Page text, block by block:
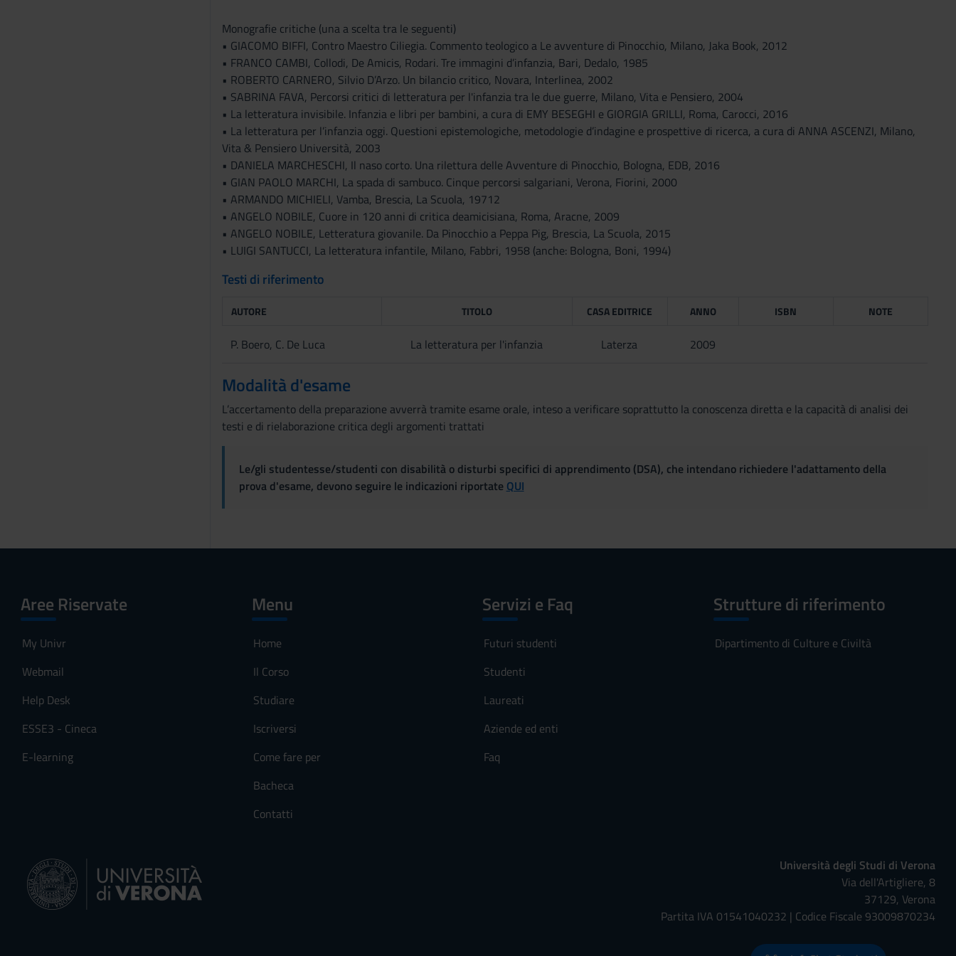
Monografie critiche (una a scelta tra le seguenti)
• GIACOMO BIFFI, Contro Maestro Ciliegia. Commento teologico a Le avventure di Pinocchio, Milano, Jaka Book, 2012
• FRANCO CAMBI, Collodi, De Amicis, Rodari. Tre immagini d’infanzia, Bari, Dedalo, 1985
• ROBERTO CARNERO, Silvio D’Arzo. Un bilancio critico, Novara, Interlinea, 2002
• SABRINA FAVA, Percorsi critici di letteratura per l'infanzia tra le due guerre, Milano, Vita e Pensiero, 2004
• La letteratura invisibile. Infanzia e libri per bambini, a cura di EMY BESEGHI e GIORGIA GRILLI, Roma, Carocci, 2016
• La letteratura per l’infanzia oggi. Questioni epistemologiche, metodologie d’indagine e prospettive di ricerca, a cura di ANNA ASCENZI, Milano,
Vita & Pensiero Università, 2003
• DANIELA MARCHESCHI, Il naso corto. Una rilettura delle Avventure di Pinocchio, Bologna, EDB, 2016
• GIAN PAOLO MARCHI, La spada di sambuco. Cinque percorsi salgariani, Verona, Fiorini, 2000
• ARMANDO MICHIELI, Vamba, Brescia, La Scuola, 19712
• ANGELO NOBILE, Cuore in 120 anni di critica deamicisiana, Roma, Aracne, 2009
• ANGELO NOBILE, Letteratura giovanile. Da Pinocchio a Peppa Pig, Brescia, La Scuola, 2015
• LUIGI SANTUCCI, La letteratura infantile, Milano, Fabbri, 1958 (anche: Bologna, Boni, 1994)
Testi di riferimento
AUTORE TITOLO CASA EDITRICE ANNO ISBN NOTE
P. Boero, C. De Luca La letteratura per l'infanzia Laterza 2009
Modalità d'esame
L’accertamento della preparazione avverrà tramite esame orale, inteso a verificare soprattutto la conoscenza diretta e la capacità di analisi dei
testi e di rielaborazione critica degli argomenti trattati
Le/gli studentesse/studenti con disabilità o disturbi specifici di apprendimento (DSA), che intendano richiedere l'adattamento della
prova d'esame, devono seguire le indicazioni riportate QUI
Aree Riservate
My Univr
Webmail
Help Desk
ESSE3 - Cineca
E-learning
Menu
Home
Il Corso
Studiare
Iscriversi
Come fare per
Bacheca
Contatti
Servizi e Faq
Futuri studenti
Studenti
Laureati
Aziende ed enti
Faq
Strutture di riferimento
Dipartimento di Culture e Civiltà
Università degli Studi di Verona
Via dell'Artigliere, 8
37129, Verona
Partita IVA 01541040232 | Codice Fiscale 93009870234